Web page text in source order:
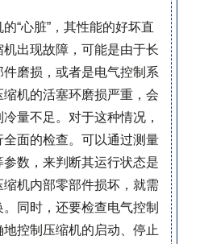
“心脏”，其性能的好坏直
出现故障，可能是由于长
磨损，或者是电气控制系
机的活塞环磨损严重，会
量不足。对于这种情况，
面的检查。可以通过测量
数，来判断其运行状态是
机内部零部件损坏，就需
同时，还要检查电气控制
控制压缩机的启动、停止